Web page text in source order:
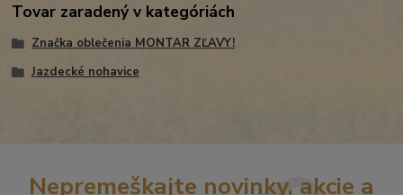
Tovar zaradený v kategóriách
Značka oblečenia MONTAR ZĽAVY!
Jazdecké nohavice
Nepremeškajte novinky, akcie a